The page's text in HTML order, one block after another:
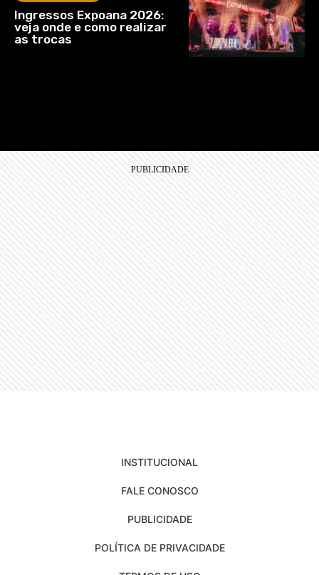
Ingressos Expoana 2026:
veja onde e como realizar
as trocas
INSTITUCIONAL
FALE CONOSCO
PUBLICIDADE
POLÍTICA DE PRIVACIDADE